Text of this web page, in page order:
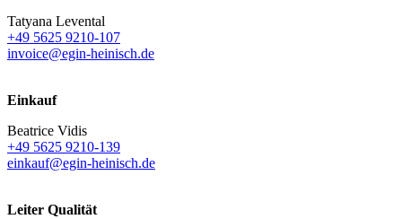
Tatyana Levental
+49 5625 9210-107
invoice@egin-heinisch.de
Einkauf
Beatrice Vidis
+49 5625 9210-139
einkauf@egin-heinisch.de
Leiter Qualität